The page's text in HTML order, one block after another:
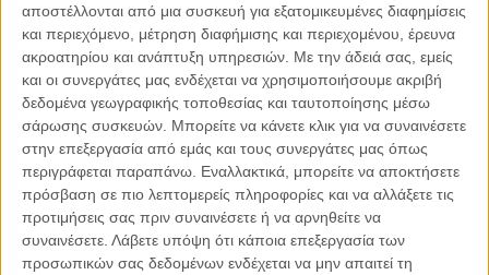
αποστέλλονται από μια συσκευή για εξατομικευμένες διαφημίσεις
και περιεχόμενο, μέτρηση διαφήμισης και περιεχομένου, έρευνα
ακροατηρίου και ανάπτυξη υπηρεσιών. Με την άδειά σας, εμείς
και οι συνεργάτες μας ενδέχεται να χρησιμοποιήσουμε ακριβή
δεδομένα γεωγραφικής τοποθεσίας και ταυτοποίησης μέσω
σάρωσης συσκευών. Μπορείτε να κάνετε κλικ για να συναινέσετε
στην επεξεργασία από εμάς και τους συνεργάτες μας όπως
περιγράφεται παραπάνω. Εναλλακτικά, μπορείτε να αποκτήσετε
πρόσβαση σε πιο λεπτομερείς πληροφορίες και να αλλάξετε τις
προτιμήσεις σας πριν συναινέσετε ή να αρνηθείτε να
συναινέσετε. Λάβετε υπόψη ότι κάποια επεξεργασία των
προσωπικών σας δεδομένων ενδέχεται να μην απαιτεί τη
Γιάννης Πανούσης
Οι μόνοι αθώοι
Αντώνιος Ντακανάλης
Τέμπη: Η Κορυφή του Παγόβουνου
μιας Κοινωνίας που βράζει